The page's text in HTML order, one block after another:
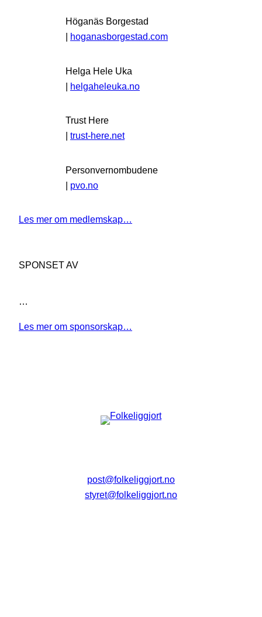
Höganäs Borgestad
| hoganasborgestad.com
Helga Hele Uka
| helgaheleuka.no
Trust Here
| trust-here.net
Personvernombudene
| pvo.no
Les mer om medlemskap…
SPONSET AV
…
Les mer om sponsorskap…
post@folkeliggjort.no
styret@folkeliggjort.no